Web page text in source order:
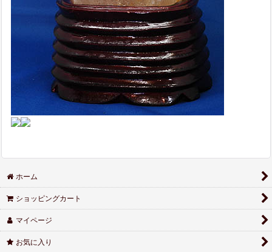
ホーム
ショッピングカート
マイページ
お気に入り